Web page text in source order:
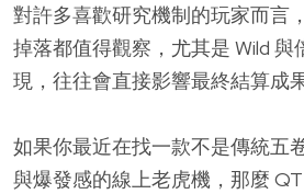
對許多喜歡研究機制的玩家而言
掉落都值得觀察，尤其是 Wild 與
現，往往會直接影響最終結算成果
如果你最近在找一款不是傳統五
與爆發感的線上老虎機，那麼